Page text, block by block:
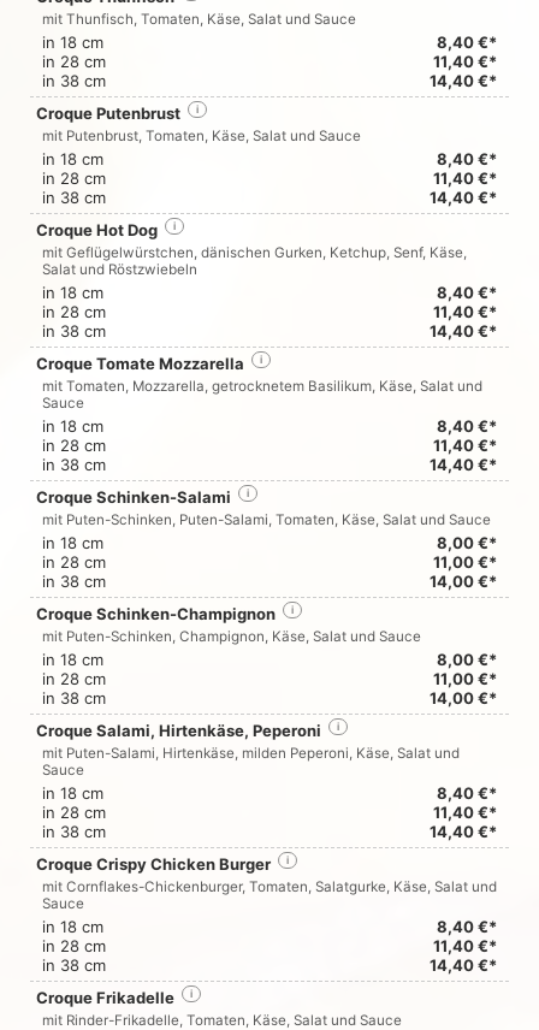
mit Thunfisch, Tomaten, Käse, Salat und Sauce
in 18 cm
8,40 €*
in 28 cm
11,40 €*
in 38 cm
14,40 €*
Croque Putenbrust
i
mit Putenbrust, Tomaten, Käse, Salat und Sauce
in 18 cm
8,40 €*
in 28 cm
11,40 €*
in 38 cm
14,40 €*
Croque Hot Dog
i
mit Geflügelwürstchen, dänischen Gurken, Ketchup, Senf, Käse,
Salat und Röstzwiebeln
in 18 cm
8,40 €*
in 28 cm
11,40 €*
in 38 cm
14,40 €*
Croque Tomate Mozzarella
i
mit Tomaten, Mozzarella, getrocknetem Basilikum, Käse, Salat und
Sauce
in 18 cm
8,40 €*
in 28 cm
11,40 €*
in 38 cm
14,40 €*
Croque Schinken-Salami
i
mit Puten-Schinken, Puten-Salami, Tomaten, Käse, Salat und Sauce
in 18 cm
8,00 €*
in 28 cm
11,00 €*
in 38 cm
14,00 €*
Croque Schinken-Champignon
i
mit Puten-Schinken, Champignon, Käse, Salat und Sauce
in 18 cm
8,00 €*
in 28 cm
11,00 €*
in 38 cm
14,00 €*
Croque Salami, Hirtenkäse, Peperoni
i
mit Puten-Salami, Hirtenkäse, milden Peperoni, Käse, Salat und
Sauce
in 18 cm
8,40 €*
in 28 cm
11,40 €*
in 38 cm
14,40 €*
Croque Crispy Chicken Burger
i
mit Cornflakes-Chickenburger, Tomaten, Salatgurke, Käse, Salat und
Sauce
in 18 cm
8,40 €*
in 28 cm
11,40 €*
in 38 cm
14,40 €*
Croque Frikadelle
i
mit Rinder-Frikadelle, Tomaten, Käse, Salat und Sauce